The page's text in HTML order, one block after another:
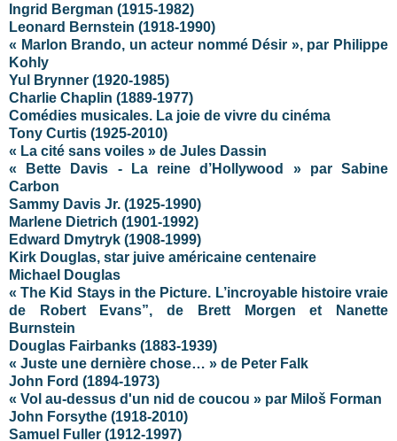
Ingrid Bergman (1915-1982)
Leonard Bernstein (1918-1990)
« Marlon Brando, un acteur nommé Désir », par Philippe
Kohly
Yul Brynner (1920-1985)
Charlie Chaplin (1889-1977)
Comédies musicales. La joie de vivre du cinéma
Tony Curtis (1925-2010)
« La cité sans voiles » de Jules Dassin
« Bette Davis - La reine d’Hollywood » par Sabine
Carbon
Sammy Davis Jr. (1925-1990)
Marlene Dietrich (1901-1992)
Edward Dmytryk (1908-1999)
Kirk Douglas, star juive américaine centenaire
Michael Douglas
« The Kid Stays in the Picture. L’incroyable histoire vraie
de Robert Evans”, de Brett Morgen et Nanette
Burnstein
Douglas Fairbanks (1883-1939)
« Juste une dernière chose… » de Peter Falk
John Ford (1894-1973)
« Vol au-dessus d'un nid de coucou » par Miloš Forman
John Forsythe (1918-2010)
Samuel Fuller (1912-1997)